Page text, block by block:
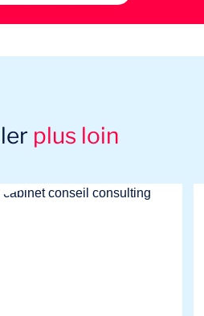
plus loin